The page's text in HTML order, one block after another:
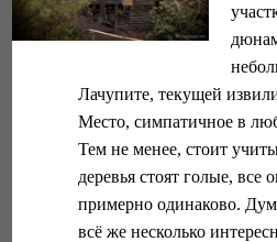
Лачупите, текущей
Место, симпатичное в
Тем не менее, стоит
деревья стоят голые, все
примерно одинаково.
всё же несколько